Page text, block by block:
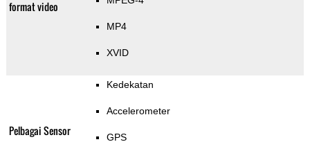
format video
MP4
XVID
Pelbagai Sensor
Kedekatan
Accelerometer
GPS